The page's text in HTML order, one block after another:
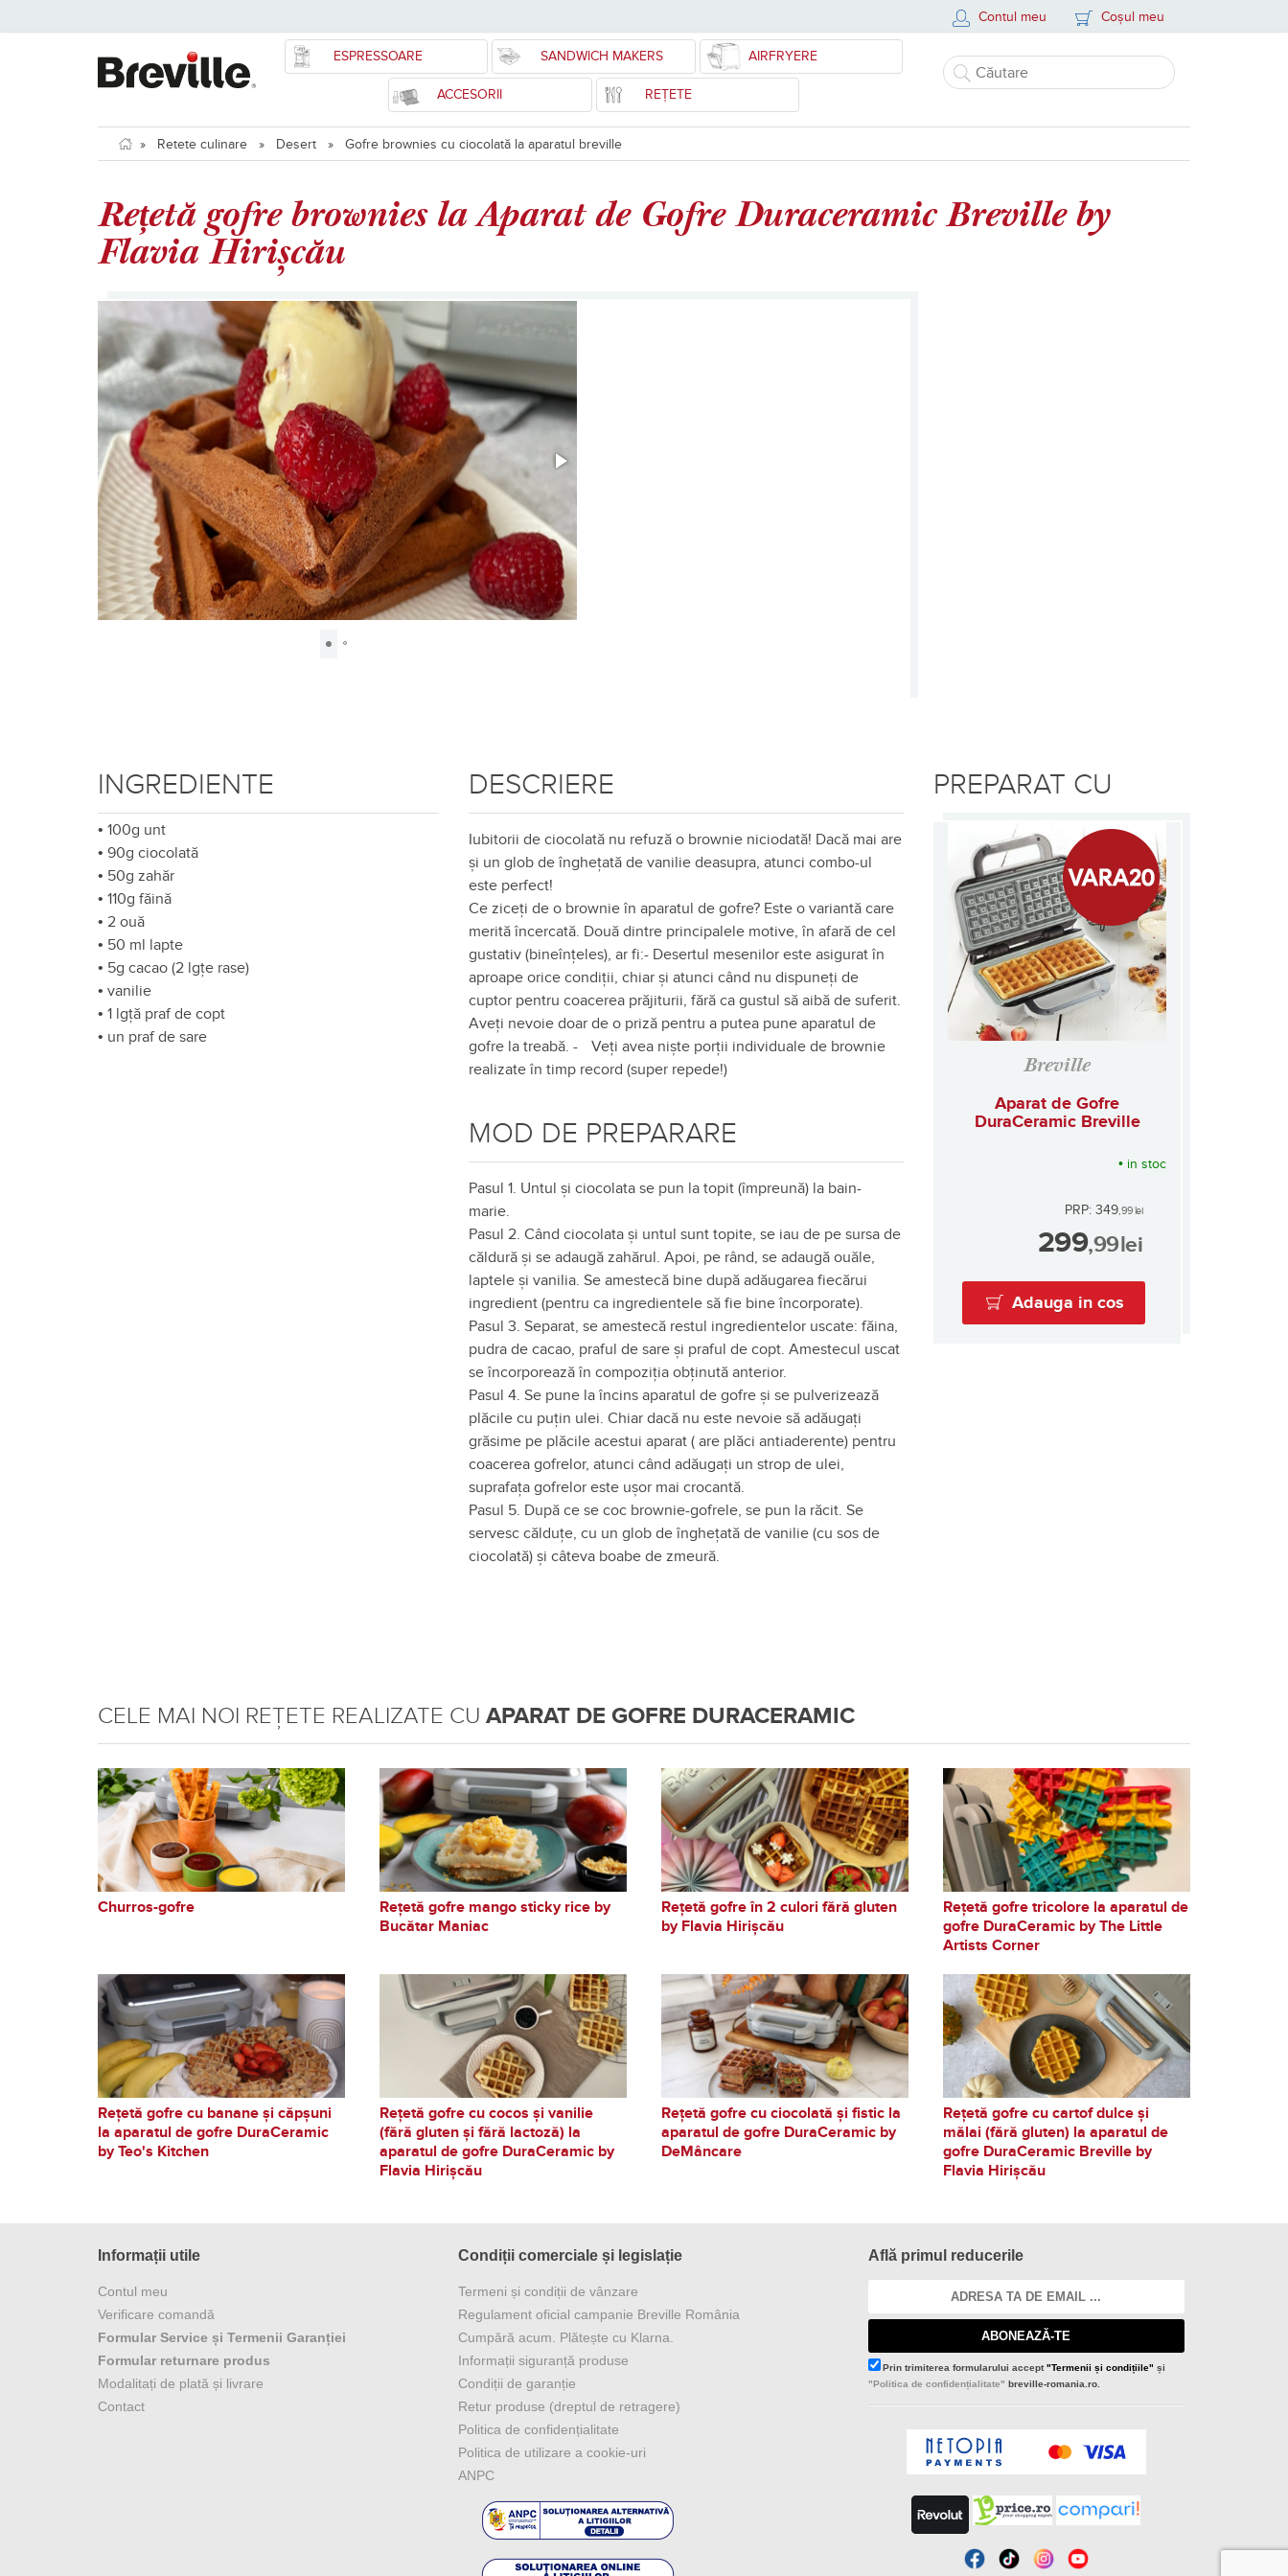
Contul meu Coșul meu
ESPRESSOARE SANDWICH MAKERS AIRFRYERE
ACCESORII REȚETE
» Retete culinare » Desert » Gofre brownies cu ciocolată la aparatul breville
Rețetă gofre brownies la Aparat de Gofre Duraceramic Breville by
Flavia Hirișcău
INGREDIENTE
• 100g unt
• 90g ciocolată
• 50g zahăr
• 110g făină
• 2 ouă
• 50 ml lapte
• 5g cacao (2 lgțe rase)
• vanilie
• 1 lgță praf de copt
• un praf de sare
DESCRIERE
Iubitorii de ciocolată nu refuză o brownie niciodată! Dacă mai are
și un glob de înghețată de vanilie deasupra, atunci combo-ul
este perfect!
Ce ziceți de o brownie în aparatul de gofre? Este o variantă care
merită încercată. Două dintre principalele motive, în afară de cel
gustativ (bineînțeles), ar fi:- Desertul mesenilor este asigurat în
aproape orice condiții, chiar și atunci când nu dispuneți de
cuptor pentru coacerea prăjiturii, fără ca gustul să aibă de suferit.
Aveți nevoie doar de o priză pentru a putea pune aparatul de
gofre la treabă. -
Veți avea niște porții individuale de brownie
realizate în timp record (super repede!)
MOD DE PREPARARE
Pasul 1. Untul și ciocolata se pun la topit (împreună) la bain-
marie.
Pasul 2. Când ciocolata și untul sunt topite, se iau de pe sursa de
căldură și se adaugă zahărul. Apoi, pe rând, se adaugă ouăle,
laptele și vanilia. Se amestecă bine după adăugarea fiecărui
ingredient (pentru ca ingredientele să fie bine încorporate).
Pasul 3. Separat, se amestecă restul ingredientelor uscate: făina,
pudra de cacao, praful de sare și praful de copt. Amestecul uscat
se încorporează în compoziția obținută anterior.
Pasul 4. Se pune la încins aparatul de gofre și se pulverizează
plăcile cu puțin ulei. Chiar dacă nu este nevoie să adăugați
grăsime pe plăcile acestui aparat ( are plăci antiaderente) pentru
coacerea gofrelor, atunci când adăugați un strop de ulei,
suprafața gofrelor este ușor mai crocantă.
Pasul 5. După ce se coc brownie-gofrele, se pun la răcit. Se
servesc călduțe, cu un glob de înghețată de vanilie (cu sos de
ciocolată) și câteva boabe de zmeură.
PREPARAT CU
Breville
Aparat de Gofre
DuraCeramic Breville
• in stoc
PRP: 349,99lei
299,99lei
Adauga in cos
CELE MAI NOI REȚETE REALIZATE CU APARAT DE GOFRE DURACERAMIC
Churros-gofre
Rețetă gofre mango sticky rice by
Bucătar Maniac
Rețetă gofre în 2 culori fără gluten
by Flavia Hirișcău
Rețetă gofre tricolore la aparatul de
gofre DuraCeramic by The Little
Artists Corner
Rețetă gofre cu banane și căpșuni
la aparatul de gofre DuraCeramic
by Teo's Kitchen
Rețetă gofre cu cocos și vanilie
(fără gluten și fără lactoză) la
aparatul de gofre DuraCeramic by
Flavia Hirișcău
Rețetă gofre cu ciocolată și fistic la
aparatul de gofre DuraCeramic by
DeMâncare
Rețetă gofre cu cartof dulce și
mălai (fără gluten) la aparatul de
gofre DuraCeramic Breville by
Flavia Hirișcău
Informații utile
Contul meu
Verificare comandă
Formular Service și Termenii Garanției
Formular returnare produs
Modalitați de plată și livrare
Contact
Condiții comerciale și legislație
Termeni și condiții de vânzare
Regulament oficial campanie Breville România
Cumpără acum. Plătește cu Klarna.
Informații siguranță produse
Condiții de garanție
Retur produse (dreptul de retragere)
Politica de confidențialitate
Politica de utilizare a cookie-uri
ANPC
Află primul reducerile
ABONEAZĂ-TE
Prin trimiterea formularului accept"Termenii și condițiile" și
"Politica de confidențialitate" breville-romania.ro.